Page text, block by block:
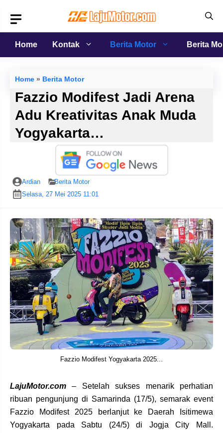
isi
Home
Kontak Berita Motor Berita
Home » Berita Motor
Fazzio Modifest Jadi Arena
Adu Kreativitas Anak Muda
Yogyakarta…
Ardian
Berita Motor
Selasa, 27 Mei 2025 11:01
Fazzio Modifest Yogyakarta 2025...
LajuMotor.com – Setelah sukses menarik perhatian
ribuan pengunjung di Samarinda (17/5), semarak event
Fazzio Modifest 2025 berlanjut ke Daerah Isitimewa
Yogyakarta pada Sabtu (24/5) di Jogja City Mall.